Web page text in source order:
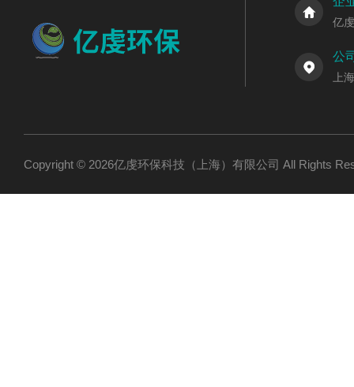
亿
公
上
Copyright © 2026亿虔环保科技（上海）有限公司 All Rights